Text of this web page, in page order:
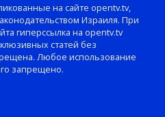
на сайте opentv.tv,
Израиля. При
гиперссылка на opentv.tv
статей без
Любое использование
запрещено.